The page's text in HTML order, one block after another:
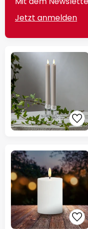
Jetzt anmelden